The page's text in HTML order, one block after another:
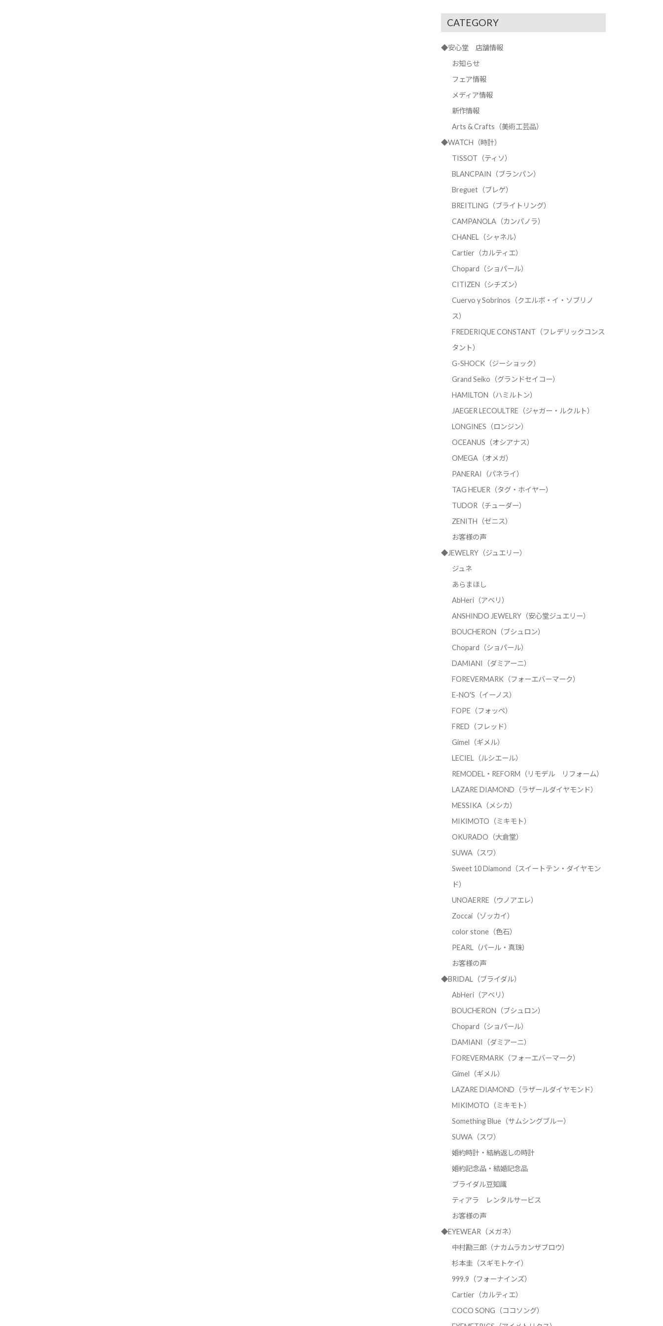
CATEGORY
◆安心堂 店舗情報
お知らせ
フェア情報
メディア情報
新作情報
Arts & Crafts（美術工芸品）
◆WATCH（時計）
TISSOT（ティソ）
BLANCPAIN（ブランパン）
Breguet（ブレゲ）
BREITLING（ブライトリング）
CAMPANOLA（カンパノラ）
CHANEL（シャネル）
Cartier（カルティエ）
Chopard（ショパール）
CITIZEN（シチズン）
Cuervo y Sobrinos（クエルボ・イ・ソブリノ
ス）
FREDERIQUE CONSTANT（フレデリックコンス
タント）
G-SHOCK（ジーショック）
Grand Seiko（グランドセイコー）
HAMILTON（ハミルトン）
JAEGER LECOULTRE（ジャガー・ルクルト）
LONGINES（ロンジン）
OCEANUS（オシアナス）
OMEGA（オメガ）
PANERAI（パネライ）
TAG HEUER（タグ・ホイヤー）
TUDOR（チューダー）
ZENITH（ゼニス）
お客様の声
◆JEWELRY（ジュエリー）
ジュネ
あらまほし
AbHeri（アベリ）
ANSHINDO JEWELRY（安心堂ジュエリー）
BOUCHERON（ブシュロン）
Chopard（ショパール）
DAMIANI（ダミアーニ）
FOREVERMARK（フォーエバーマーク）
E-NO'S（イーノス）
FOPE（フォッペ）
FRED（フレッド）
Gimel（ギメル）
LECIEL（ルシエール）
REMODEL・REFORM（リモデル リフォーム）
LAZARE DIAMOND（ラザールダイヤモンド）
MESSIKA（メシカ）
MIKIMOTO（ミキモト）
OKURADO（大倉堂）
SUWA（スワ）
Sweet 10 Diamond（スイートテン・ダイヤモン
ド）
UNOAERRE（ウノアエレ）
Zoccai（ゾッカイ）
color stone（色石）
PEARL（パール・真珠）
お客様の声
◆BRIDAL（ブライダル）
AbHeri（アベリ）
BOUCHERON（ブシュロン）
Chopard（ショパール）
DAMIANI（ダミアーニ）
FOREVERMARK（フォーエバーマーク）
Gimel（ギメル）
LAZARE DIAMOND（ラザールダイヤモンド）
MIKIMOTO（ミキモト）
Something Blue（サムシングブルー）
SUWA（スワ）
婚約時計・結納返しの時計
婚約記念品・結婚記念品
ブライダル豆知識
ティアラ レンタルサービス
お客様の声
◆EYEWEAR（メガネ）
中村勘三郎（ナカムラカンザブロウ）
杉本圭（スギモトケイ）
999.9（フォーナインズ）
Cartier（カルティエ）
COCO SONG（ココソング）